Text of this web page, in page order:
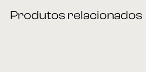
Produtos relacionados